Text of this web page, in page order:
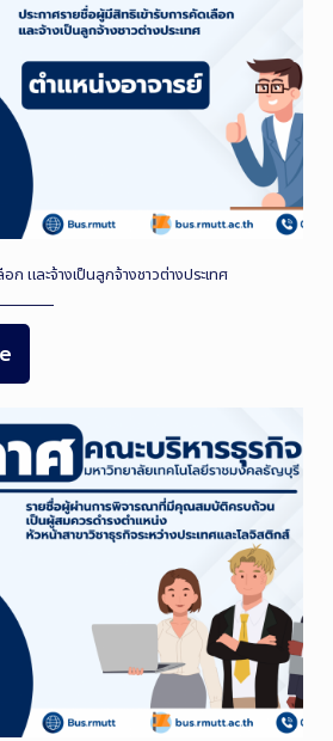
ก และจ้างเป็นลูกจ้างชาวต่างประเทศ